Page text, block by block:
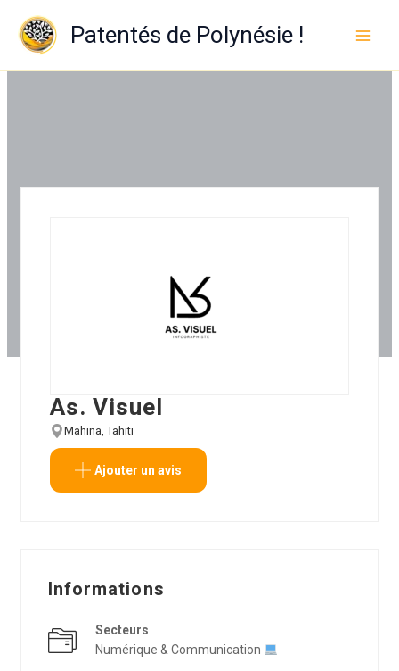
contenu
Patentés de Polynésie !
As. Visuel
Mahina, Tahiti
Ajouter un avis
Informations
Secteurs
Numérique & Communication